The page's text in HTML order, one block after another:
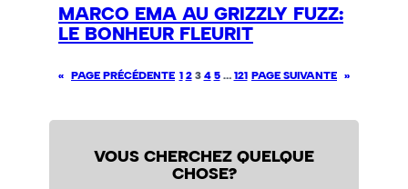
MARCO EMA AU GRIZZLY FUZZ:
LE BONHEUR FLEURIT
« PAGE PRÉCÉDENTE 1 2 3 4 5 … 121 PAGE SUIVANTE »
VOUS CHERCHEZ QUELQUE
CHOSE?